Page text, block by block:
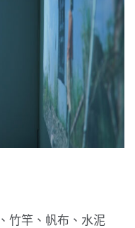
竹竿、帆布、水泥